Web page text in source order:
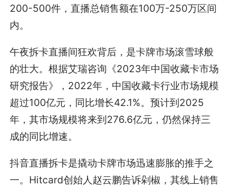
200-500件，直播总销售额在100万-250万区间
内。
午夜拆卡直播间狂欢背后，是卡牌市场滚雪球般
的壮大。根据艾瑞咨询《2023年中国收藏卡市场
研究报告》，2022年，中国收藏卡行业市场规模
超过100亿元，同比增长42.1%。预计到2025
年，其市场规模将来到276.6亿元，仍然保持三
成的同比增速。
抖音直播拆卡是撬动卡牌市场迅速膨胀的推手之
一。Hitcard创始人赵云鹏告诉剁椒，其线上销售